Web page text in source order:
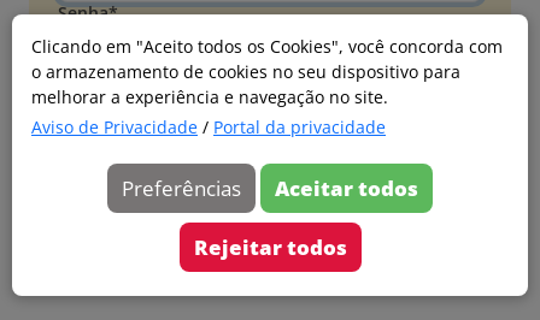
Clicando em "Aceito todos os Cookies", você concorda com
o armazenamento de cookies no seu dispositivo para
melhorar a experiência e navegação no site.
Aviso de Privacidade / Portal da privacidade
Preferências Aceitar todos
Rejeitar todos
Senha*
Esqueci minha senha
Entrar
Acessar com Microsoft
Ainda não faz parte?
Cadastre-se
Versão 20260805.7